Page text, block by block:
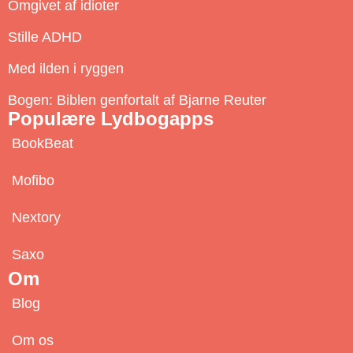
Om
Blog
Om os
Omgivet af idioter
Stille ADHD
Med ilden i ryggen
Bogen: Biblen genfortalt af Bjarne Reuter
Populære Lydbogapps
BookBeat
Mofibo
Nextory
Saxo